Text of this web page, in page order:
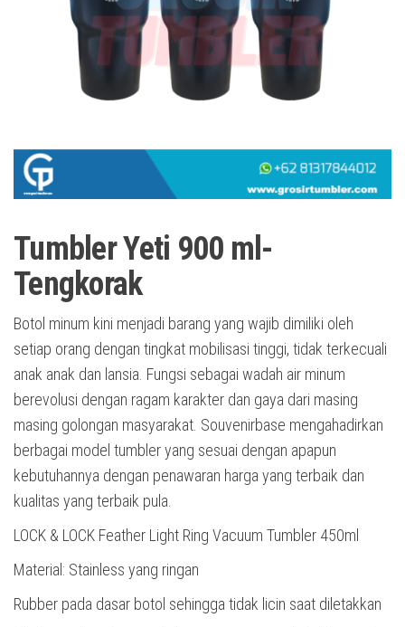
Tumbler Yeti 900 ml-
Tengkorak
Botol minum kini menjadi barang yang wajib dimiliki oleh
setiap orang dengan tingkat mobilisasi tinggi, tidak terkecuali
anak anak dan lansia. Fungsi sebagai wadah air minum
berevolusi dengan ragam karakter dan gaya dari masing
masing golongan masyarakat. Souvenirbase mengahadirkan
berbagai model tumbler yang sesuai dengan apapun
kebutuhannya dengan penawaran harga yang terbaik dan
kualitas yang terbaik pula.
LOCK & LOCK Feather Light Ring Vacuum Tumbler 450ml
Material: Stainless yang ringan
Rubber pada dasar botol sehingga tidak licin saat diletakkan